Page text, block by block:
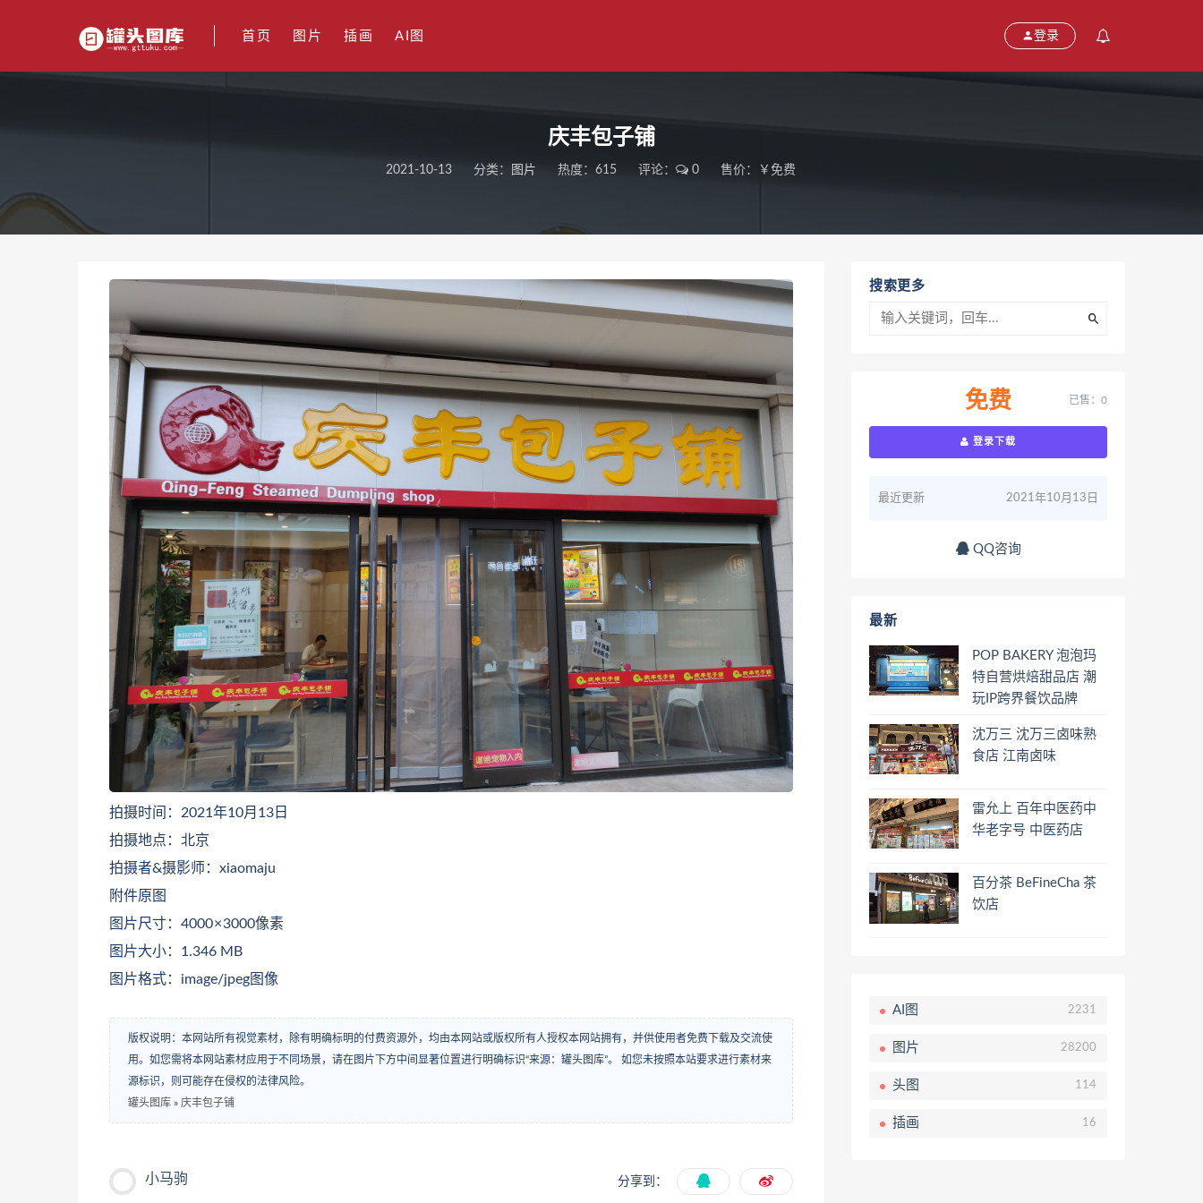
首页 图片 插画 AI图 登录
庆丰包子铺
2021-10-13 分类： 图片 热度：615 评论： 0 售价：￥免费
拍摄时间：2021年10月13日
拍摄地点：北京
拍摄者&摄影师：xiaomaju
附件原图
图片尺寸：4000 × 3000像素
图片大小：1.346 MB
图片格式：image/jpeg图像
版权说明：本网站所有视觉素材，除有明确标明的付费资源外，均由本网站或版权所有人授权本网站拥有，并供使用者免费下载及交流使
用。如您需将本网站素材应用于不同场景，请在图片下方中间显著位置进行明确标识“来源：罐头图库”。 如您未按照本站要求进行素材来
源标识，则可能存在侵权的法律风险。
罐头图库 » 庆丰包子铺
小马驹 分享到：
搜索更多
免费 已售：0
登录下载
最近更新 2021年10月13日
QQ咨询
最新
POP BAKERY 泡泡玛
特自营烘焙甜品店 潮
玩IP跨界餐饮品牌
沈万三 沈万三卤味熟
食店 江南卤味
雷允上 百年中医药中
华老字号 中医药店
百分茶 BeFineCha 茶
饮店
AI图 2231
图片 28200
头图 114
插画 16